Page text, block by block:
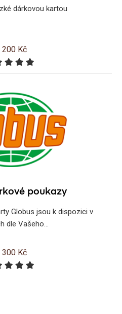
dárkovou kartou
200 Kč
poukazy
Globus jsou k dispozici v
dle Vašeho...
300 Kč